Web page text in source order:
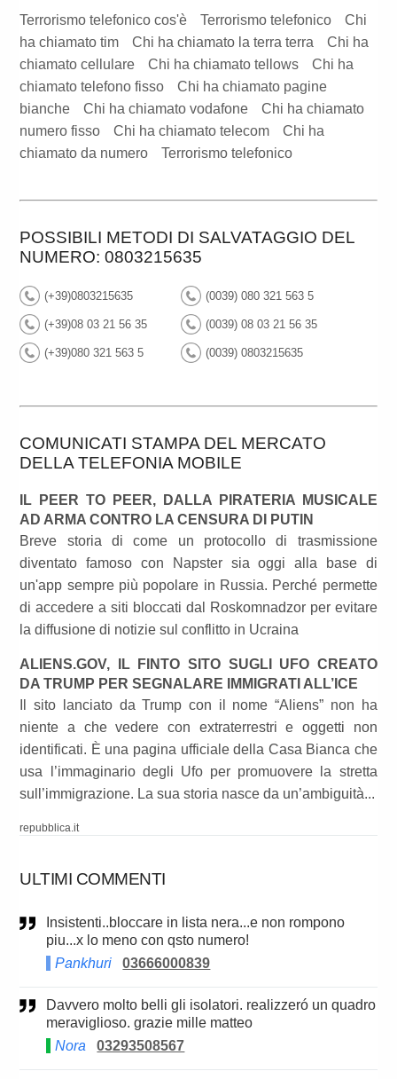
Terrorismo telefonico cos'è Terrorismo telefonico
Chi
ha chiamato tim
Chi ha chiamato la terra terra
Chi ha
chiamato cellulare
Chi ha chiamato tellows
Chi ha
chiamato telefono fisso
Chi ha chiamato pagine
bianche
Chi ha chiamato vodafone
Chi ha chiamato
numero fisso
Chi ha chiamato telecom
Chi ha
chiamato da numero
Terrorismo telefonico
POSSIBILI METODI DI SALVATAGGIO DEL
NUMERO: 0803215635
(+39)0803215635 (0039) 080 321 563 5
(+39)08 03 21 56 35 (0039) 08 03 21 56 35
(+39)080 321 563 5 (0039) 0803215635
COMUNICATI STAMPA DEL MERCATO
DELLA TELEFONIA MOBILE
IL PEER TO PEER, DALLA PIRATERIA MUSICALE
AD ARMA CONTRO LA CENSURA DI PUTIN
Breve storia di come un protocollo di trasmissione
diventato famoso con Napster sia oggi alla base di
un'app sempre più popolare in Russia. Perché permette
di accedere a siti bloccati dal Roskomnadzor per evitare
la diffusione di notizie sul conflitto in Ucraina
ALIENS.GOV, IL FINTO SITO SUGLI UFO CREATO
DA TRUMP PER SEGNALARE IMMIGRATI ALL’ICE
Il sito lanciato da Trump con il nome “Aliens” non ha
niente a che vedere con extraterrestri e oggetti non
identificati. È una pagina ufficiale della Casa Bianca che
usa l’immaginario degli Ufo per promuovere la stretta
sull’immigrazione. La sua storia nasce da un’ambiguità...
repubblica.it
ULTIMI COMMENTI
piu...x lo meno con qsto numero!
Pankhuri
03666000839
Davvero molto belli gli isolatori. realizzeró un quadro
meraviglioso. grazie mille matteo
Nora
03293508567